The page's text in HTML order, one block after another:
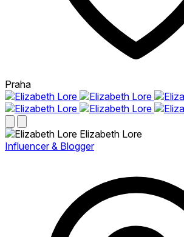
Praha
Elizabeth Lore
Influencer & Blogger